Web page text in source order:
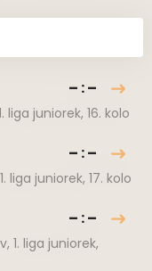
– : –
liga juniorek, 16. kolo
– : –
1. liga juniorek, 17. kolo
– : –
, 1. liga juniorek,